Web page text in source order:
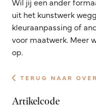
uit het kunstwerk
kleuraanpassing of
voor maatwerk. Meer
op.
TERUG NAAR
Artikelcode